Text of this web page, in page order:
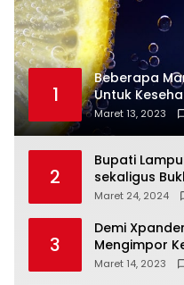
1
Beberapa
Untuk
Maret 13, 2023
2
Bupati
sekaligus
Maret 24, 2024
3
Demi
Mengimpor
Maret 14, 2023